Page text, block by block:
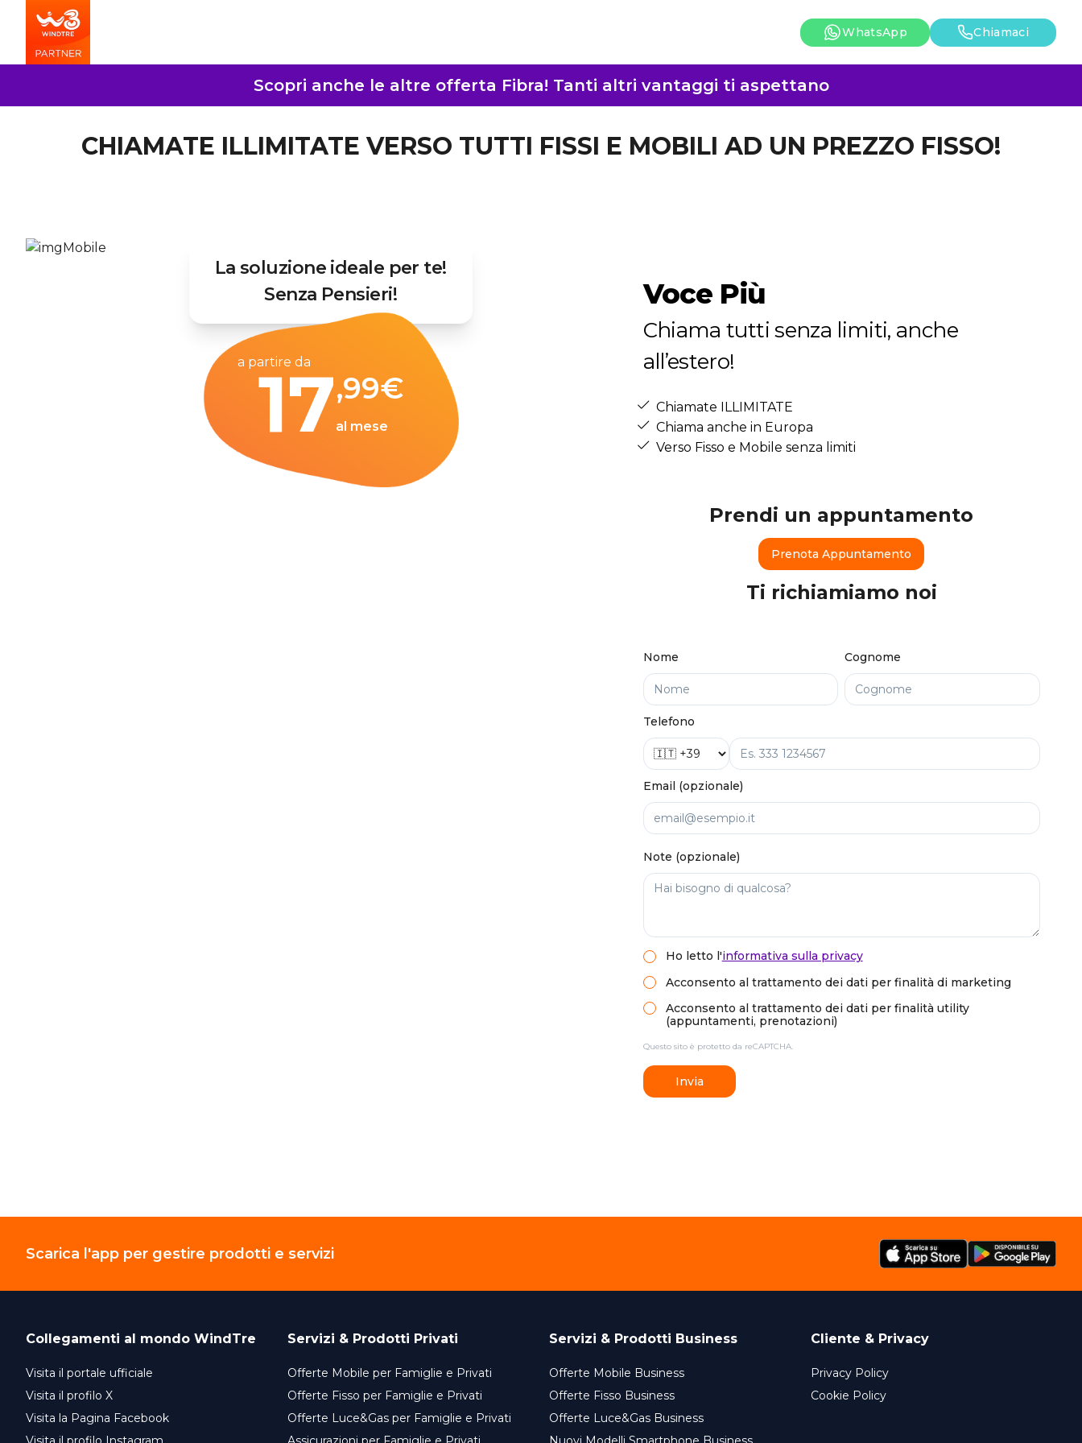
WhatsApp Chiamaci
Scopri anche le altre offerta Fibra! Tanti altri vantaggi ti aspettano
CHIAMATE ILLIMITATE VERSO TUTTI FISSI E MOBILI AD UN PREZZO FISSO!
La soluzione ideale per te!
Senza Pensieri!
a partire da
17,99€
al mese
Voce Più
Chiama tutti senza limiti, anche
all’estero!
Chiamate ILLIMITATE
Chiama anche in Europa
Verso Fisso e Mobile senza limiti
Prendi un appuntamento
Prenota Appuntamento
Ti richiamiamo noi
Nome Cognome
Telefono
Email (opzionale)
Note (opzionale)
Ho letto l'informativa sulla privacy
Acconsento al trattamento dei dati per finalità di marketing
Acconsento al trattamento dei dati per finalità utility
(appuntamenti, prenotazioni)
Questo sito è protetto da reCAPTCHA.
Invia
Scarica l'app per gestire prodotti e servizi
Collegamenti al mondo WindTre
Visita il portale ufficiale
Visita il profilo X
Visita la Pagina Facebook
Servizi & Prodotti Privati
Offerte Mobile per Famiglie e Privati
Offerte Fisso per Famiglie e Privati
Offerte Luce&Gas per Famiglie e Privati
Servizi & Prodotti Business
Offerte Mobile Business
Offerte Fisso Business
Offerte Luce&Gas Business
Cliente & Privacy
Privacy Policy
Cookie Policy